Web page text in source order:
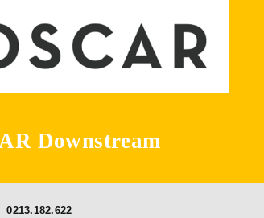
Downstream
0213.182.622